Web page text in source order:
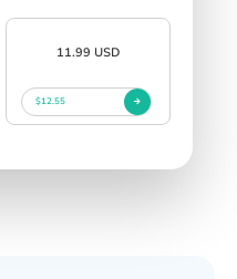
11.99 USD
$12.55